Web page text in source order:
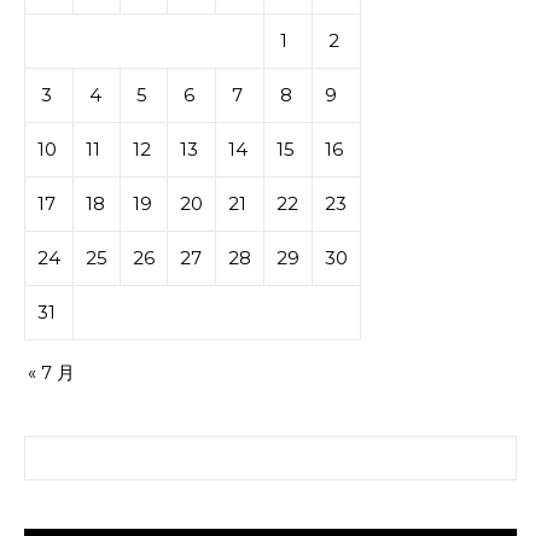
1 2
3 4 5 6 7 8 9
10 11 12 13 14 15 16
17 18 19 20 21 22 23
24 25 26 27 28 29 30
31
« 7 月